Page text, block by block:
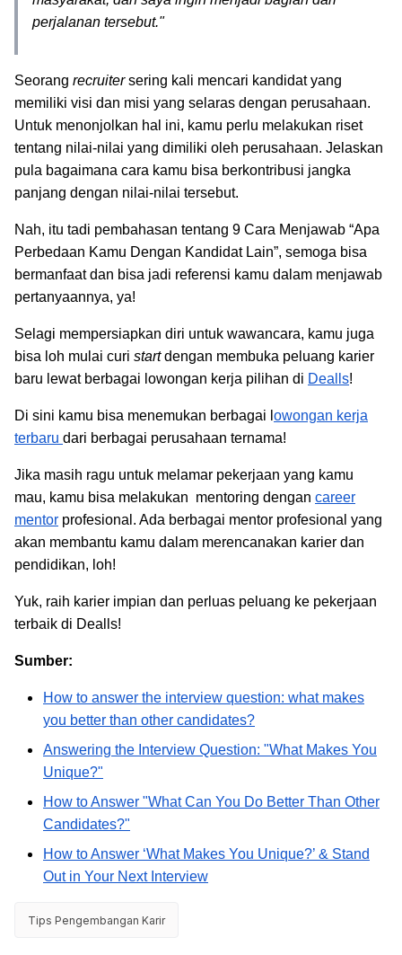
perjalanan tersebut."
Seorang recruitersering kali mencari kandidat yang
memiliki visi dan misi yang selaras dengan perusahaan.
Untuk menonjolkan hal ini, kamu perlu melakukan riset
tentang nilai-nilai yang dimiliki oleh perusahaan. Jelaskan
pula bagaimana cara kamu bisa berkontribusi jangka
panjang dengan nilai-nilai tersebut.
Nah, itu tadi pembahasan tentang 9 Cara Menjawab “Apa
Perbedaan Kamu Dengan Kandidat Lain”, semoga bisa
bermanfaat dan bisa jadi referensi kamu dalam menjawab
pertanyaannya, ya!
Selagi mempersiapkan diri untuk wawancara, kamu juga
bisa loh mulai curi startdengan membuka peluang karier
baru lewat berbagai lowongan kerja pilihan di Dealls!
Di sini kamu bisa menemukan berbagai l owongan kerja
terbaru dari berbagai perusahaan ternama!
Jika masih ragu untuk melamar pekerjaan yang kamu
mau, kamu bisa melakukan mentoring dengan career
mentor profesional. Ada berbagai mentor profesional yang
akan membantu kamu dalam merencanakan karier dan
pendidikan, loh!
Yuk, raih karier impian dan perluas peluang ke pekerjaan
terbaik di Dealls!
Sumber:
How to answer the interview question: what makes
you better than other candidates?
Answering the Interview Question: "What Makes You
Unique?"
How to Answer "What Can You Do Better Than Other
Candidates?"
How to Answer ‘What Makes You Unique?’ & Stand
Out in Your Next Interview
Tips Pengembangan Karir